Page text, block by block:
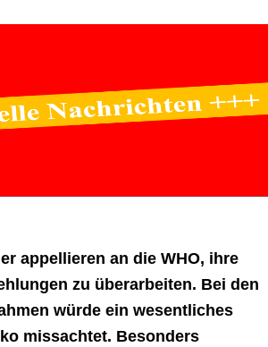
appellieren an die WHO, ihre
zu überarbeiten. Bei den
würde ein wesentliches
missachtet. Besonders